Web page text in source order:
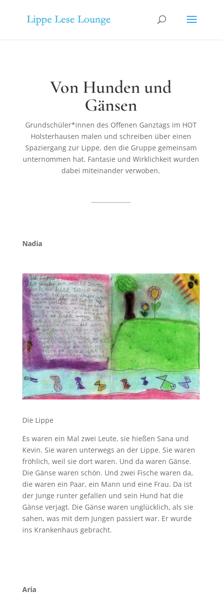
Von Hunden und
Gänsen
Grundschüler*innen des Offenen Ganztags im HOT
Holsterhausen malen und schreiben über einen
Spaziergang zur Lippe, den die Gruppe gemeinsam
unternommen hat. Fantasie und Wirklichkeit wurden
dabei miteinander verwoben.
Nadia
Die Lippe
Es waren ein Mal zwei Leute, sie hießen Sana und
Kevin. Sie waren unterwegs an der Lippe. Sie waren
fröhlich, weil sie dort waren. Und da waren Gänse.
Die Gänse waren schön. Und zwei Fische waren da,
die waren ein Paar, ein Mann und eine Frau. Da ist
der Junge runter gefallen und sein Hund hat die
Gänse verjagt. Die Gänse waren unglücklich, als sie
sahen, was mit dem Jungen passiert war. Er wurde
ins Krankenhaus gebracht.
Aria